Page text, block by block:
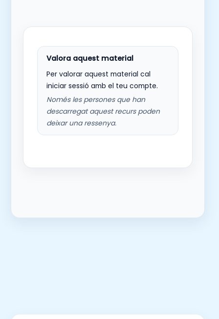
Per valorar aquest material cal
iniciar sessió amb el teu compte.
Només les persones que han
descarregat aquest recurs poden
deixar una ressenya.